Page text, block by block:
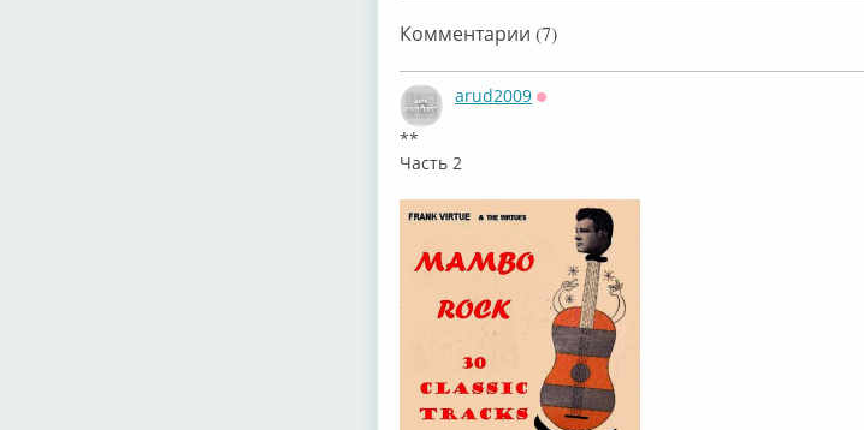
Комментарии (7)
arud2009
**
Часть 2